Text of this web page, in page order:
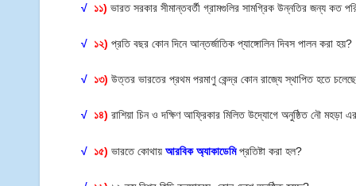
√ ১১) ভারত সরকার সীমান্তবর্তী গ্রামগুলির সামগ্রিক উন্নতির জন্য কত
√ ১২) প্রতি বছর কোন দিনে আন্তর্জাতিক প্যাঙ্গোলিন দিবস পালন করা
√ ১৩) উত্তর ভারতের প্রথম পরমাণু কেন্দ্র কোন রাজ্যে স্থাপিত হতে
√ ১৪) রাশিয়া চিন ও দক্ষিণ আফ্রিকার মিলিত উদ্যোগে অনুষ্ঠিত নৌ মহড়া
√ ১৫) ভারতে কোথায়আরবিক অ্যাকাডেমিপ্রতিষ্টা করা হল?